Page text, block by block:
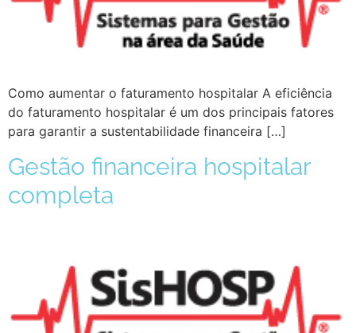
Como aumentar o faturamento hospitalar A eficiência
do faturamento hospitalar é um dos principais fatores
para garantir a sustentabilidade financeira […]
Gestão financeira hospitalar
completa